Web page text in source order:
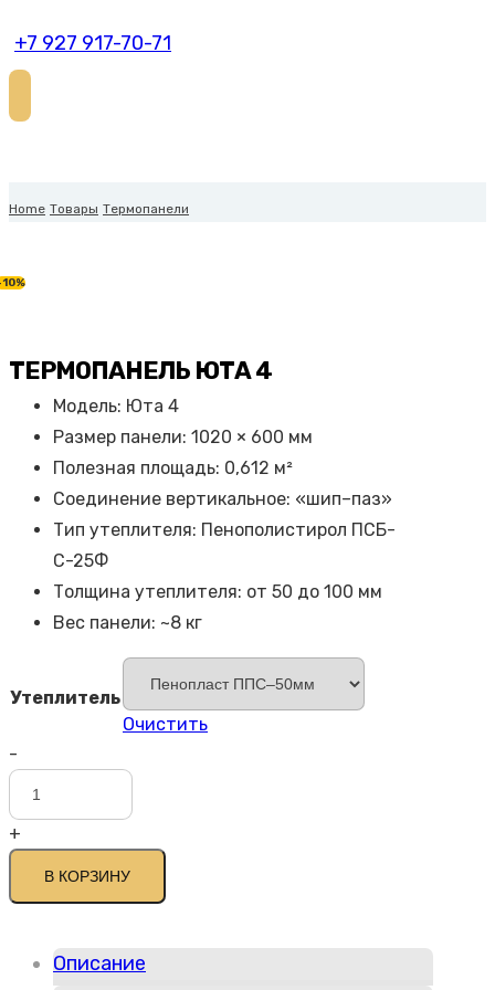
+7 927 917-70-71
Home Товары Термопанели
ТЕРМОПАНЕЛЬ ЮТА 4
Модель: Юта 4
Размер панели: 1020 × 600 мм
Полезная площадь: 0,612 м²
Соединение вертикальное: «шип–паз»
Тип утеплителя: Пенополистирол ПСБ-
С-25Ф
Толщина утеплителя: от 50 до 100 мм
Вес панели: ~8 кг
Утеплитель
Очистить
-
Количество
товара
Термопанель
4
+
В КОРЗИНУ
Описание